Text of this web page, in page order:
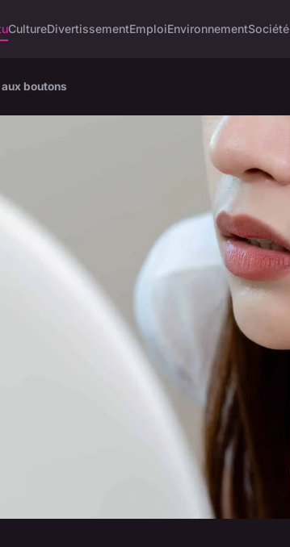
CultureDivertissementEmploiEnvironnementSociété
boutons